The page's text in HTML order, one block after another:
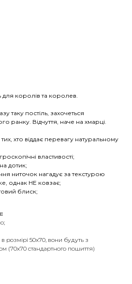
для королів та королев.
таку постіль, захочеться
ранку. Відчуття, наче на хмарці.
хто віддає перевагу натуральному
властивості;
дотик;
ниточок нагадує за текстурою
однак НЕ ковзає;
блиск;
розмірі 50х70, вони будуть з
(70х70 стандартного пошиття)